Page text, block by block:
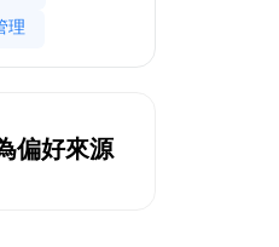
理
偏好來源